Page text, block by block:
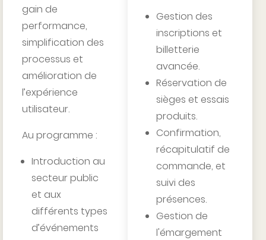
gain de
performance,
simplification des
processus et
amélioration de
l’expérience
utilisateur.
Au programme :
Introduction au
secteur public
et aux
différents types
d’événements
Gestion des
inscriptions et
billetterie
avancée.
Réservation de
sièges et essais
produits.
Confirmation,
récapitulatif de
commande, et
suivi des
présences.
Gestion de
l'émargement